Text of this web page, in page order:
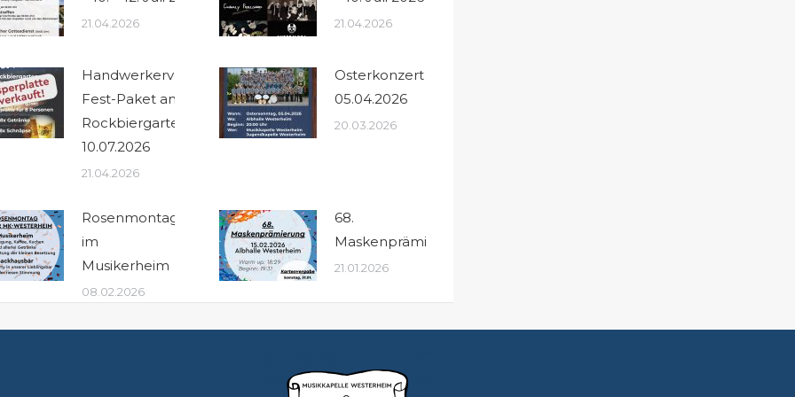
21.04.2026 21.04.2026
Handwerkervesper
Fest-Paket am
Rockbiergarten
10.07.2026
21.04.2026
Osterkonzert
05.04.2026
20.03.2026
Rosenmontag
im
Musikerheim
08.02.2026
68.
Maskenprämierung
21.01.2026